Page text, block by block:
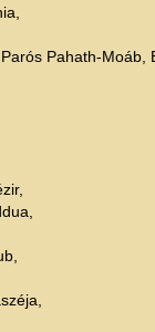
Pahath-Moáb,